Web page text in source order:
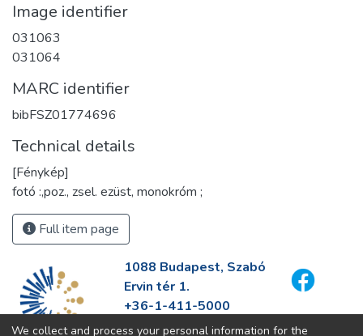
Image identifier
031063
031064
MARC identifier
bibFSZ01774696
Technical details
[Fénykép]
fotó :,poz., zsel. ezüst, monokróm ;
Full item page
1088 Budapest, Szabó
Ervin tér 1.
+36-1-411-5000
info@fszek.hu
We collect and process your personal information for the